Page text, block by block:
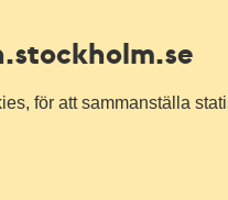
.stockholm.se
för att sammanställa